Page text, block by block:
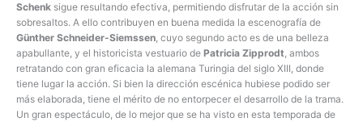
Schenk sigue resultando efectiva, permitiendo disfrutar de la acción sin
sobresaltos. A ello contribuyen en buena medida la escenografía de
Günther Schneider-Siemssen , cuyo segundo acto es de una belleza
apabullante, y el historicista vestuario de Patricia Zipprodt , ambos
retratando con gran eficacia la alemana Turingia del siglo XIII, donde
tiene lugar la acción. Si bien la dirección escénica hubiese podido ser
más elaborada, tiene el mérito de no entorpecer el desarrollo de la trama.
Un gran espectáculo, de lo mejor que se ha visto en esta temporada de